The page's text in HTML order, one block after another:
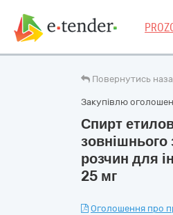
Повернутись
Закупівлю
Спирт
зовнішнього
розчин для
25 мг
Оголошення про